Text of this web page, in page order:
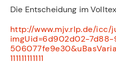
Die Entscheidung im
http://www.mjv.rlp.de/icc/
imgUid=6d902d02-7d88-
111111111111